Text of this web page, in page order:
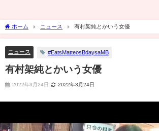
ホーム ニュース 有村架純とかいう女優
ニュース #EatsMatteosBdaysaMB
有村架純とかいう女優
2022年3月24日 2022年3月24日